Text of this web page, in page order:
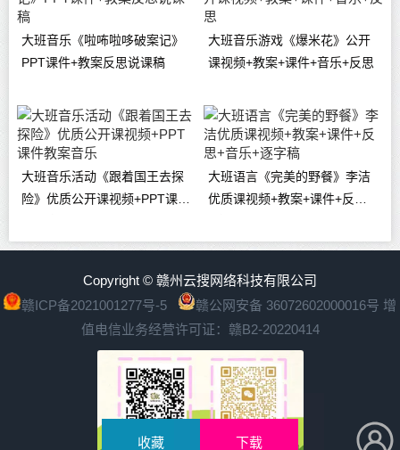
大班音乐《啦咘啦哆破案记》
PPT课件+教案反思说课稿
大班音乐游戏《爆米花》公开
课视频+教案+课件+音乐+反思
大班音乐活动《跟着国王去探
险》优质公开课视频+PPT课件
大班语言《完美的野餐》李洁
优质课视频+教案+课件+反思
收藏 下载
Copyright © 赣州云搜网络科技有限公司
赣ICP备2021001277号-5
赣公网安备 36072602000016号 增
值电信业务经营许可证：赣B2-20220414